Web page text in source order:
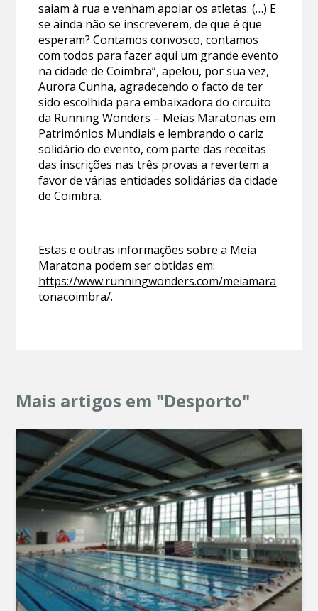
saiam à rua e venham apoiar os atletas. (…) E
se ainda não se inscreverem, de que é que
esperam? Contamos convosco, contamos
com todos para fazer aqui um grande evento
na cidade de Coimbra”, apelou, por sua vez,
Aurora Cunha, agradecendo o facto de ter
sido escolhida para embaixadora do circuito
da Running Wonders – Meias Maratonas em
Patrimónios Mundiais e lembrando o cariz
solidário do evento, com parte das receitas
das inscrições nas três provas a revertem a
favor de várias entidades solidárias da cidade
de Coimbra.
Estas e outras informações sobre a Meia
Maratona podem ser obtidas em:
https://www.runningwonders.com/meiamara
tonacoimbra/.
Mais artigos em "Desporto"